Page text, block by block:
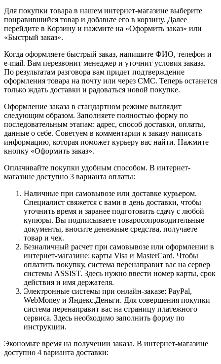
Для покупки товара в нашем интернет-магазине выберите
понравившийся товар и добавьте его в корзину. Далее
перейдите в Корзину и нажмите на «Оформить заказ» или
«Быстрый заказ».
Когда оформляете быстрый заказ, напишите ФИО, телефон и
e-mail. Вам перезвонит менеджер и уточнит условия заказа.
По результатам разговора вам придет подтверждение
оформления товара на почту или через СМС. Теперь останется
только ждать доставки и радоваться новой покупке.
Оформление заказа в стандартном режиме выглядит
следующим образом. Заполняете полностью форму по
последовательным этапам: адрес, способ доставки, оплаты,
данные о себе. Советуем в комментарии к заказу написать
информацию, которая поможет курьеру вас найти. Нажмите
кнопку «Оформить заказ».
Оплачивайте покупки удобным способом. В интернет-
магазине доступно 3 варианта оплаты:
Наличные при самовывозе или доставке курьером.
Специалист свяжется с вами в день доставки, чтобы
уточнить время и заранее подготовить сдачу с любой
купюры. Вы подписываете товаросопроводительные
документы, вносите денежные средства, получаете
товар и чек.
Безналичный расчет при самовывозе или оформлении в
интернет-магазине: карты Visa и MasterCard. Чтобы
оплатить покупку, система перенаправит вас на сервер
системы ASSIST. Здесь нужно ввести номер карты, срок
действия и имя держателя.
Электронные системы при онлайн-заказе: PayPal,
WebMoney и Яндекс.Деньги. Для совершения покупки
система перенаправит вас на страницу платежного
сервиса. Здесь необходимо заполнить форму по
инструкции.
Экономьте время на получении заказа. В интернет-магазине
доступно 4 варианта доставки: